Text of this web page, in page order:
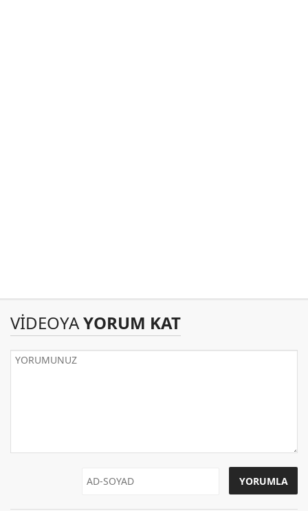
VİDEOYAYORUM KAT